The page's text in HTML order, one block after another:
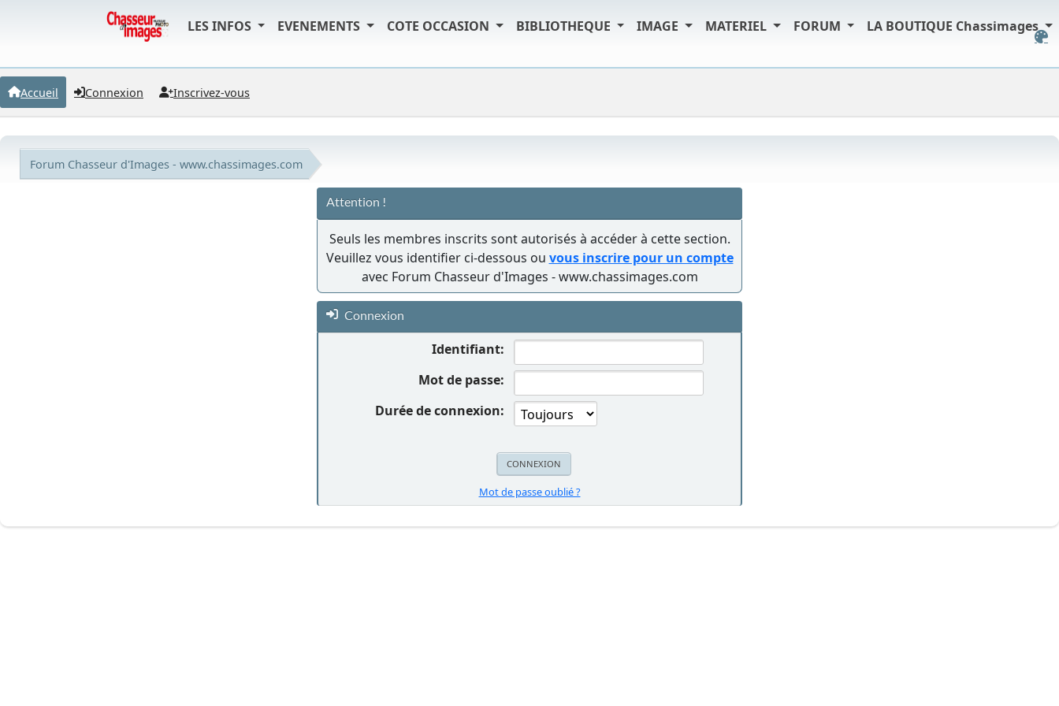
LES INFOS EVENEMENTS COTE OCCASION BIBLIOTHEQUE IMAGE MATERIEL FORUM LA BOUTIQUE Chassimages
Accueil Connexion Inscrivez-vous
Forum Chasseur d'Images - www.chassimages.com
Attention !
Seuls les membres inscrits sont autorisés à accéder à cette section.
Veuillez vous identifier ci-dessous ou vous inscrire pour un compte
avec Forum Chasseur d'Images - www.chassimages.com
Connexion
Identifiant:
Mot de passe:
Durée de connexion:
Mot de passe oublié ?